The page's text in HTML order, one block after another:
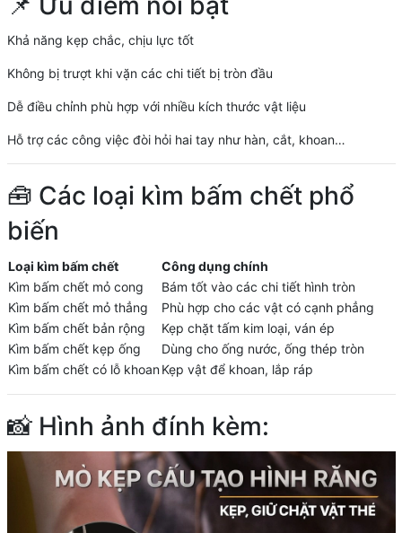
Khả năng kẹp chắc, chịu lực tốt
Không bị trượt khi vặn các chi tiết bị tròn đầu
Dễ điều chỉnh phù hợp với nhiều kích thước vật liệu
Hỗ trợ các công việc đòi hỏi hai tay như hàn, cắt, khoan…
🧰 Các loại kìm bấm chết phổ
biến
Loại kìm bấm chết
Công dụng chính
Kìm bấm chết mỏ cong
Bám tốt vào các chi tiết hình tròn
Kìm bấm chết mỏ thẳng
Phù hợp cho các vật có cạnh phẳng
Kìm bấm chết bản rộng
Kẹp chặt tấm kim loại, ván ép
Kìm bấm chết kẹp ống
Dùng cho ống nước, ống thép tròn
Kìm bấm chết có lỗ khoan Kẹp vật để khoan, lắp ráp
📸 Hình ảnh đính kèm: